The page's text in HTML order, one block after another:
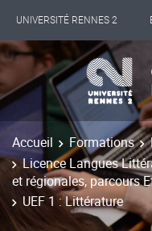
UNIVERSITÉ RENNES 2
INTERNATIONAL
LES NOUVELLES DE RENNES 2
Accueil Formations
Licence Langues
et régionales, parcours
UEF 1 : Littérature